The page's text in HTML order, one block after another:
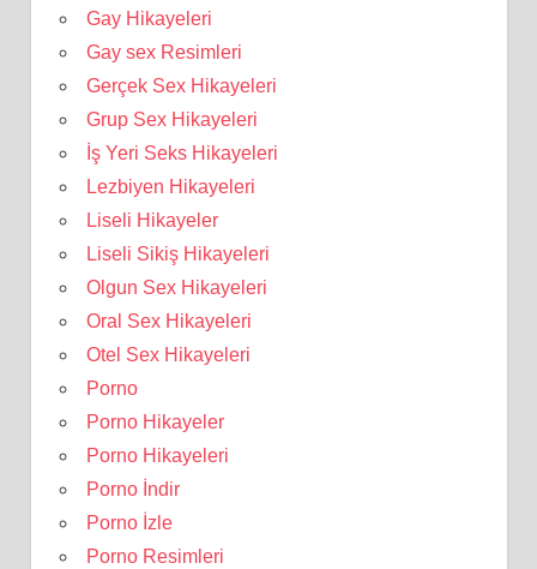
Gay Hikayeleri
Gay sex Resimleri
Gerçek Sex Hikayeleri
Grup Sex Hikayeleri
İş Yeri Seks Hikayeleri
Lezbiyen Hikayeleri
Liseli Hikayeler
Liseli Sikiş Hikayeleri
Olgun Sex Hikayeleri
Oral Sex Hikayeleri
Otel Sex Hikayeleri
Porno
Porno Hikayeler
Porno Hikayeleri
Porno İndir
Porno İzle
Porno Resimleri